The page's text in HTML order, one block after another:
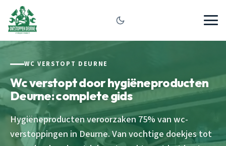
WC VERSTOPT DEURNE
Wc verstopt door hygiëneproducten
Deurne: complete gids
Hygiëneproducten veroorzaken 75% van wc-
verstoppingen in Deurne. Van vochtige doekjes tot